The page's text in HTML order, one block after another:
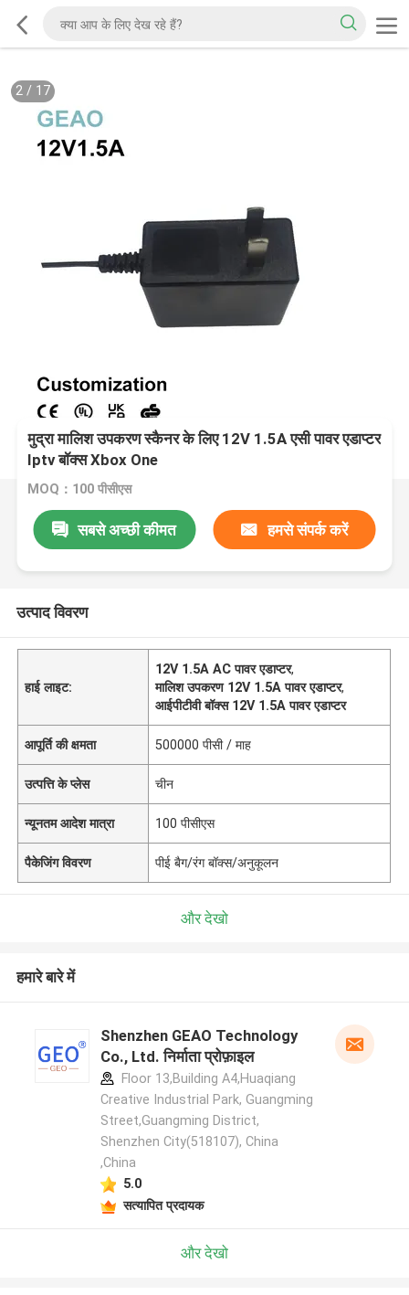
2/ 17
मुद्रा मालिश उपकरण स्कैनर के लिए 12V 1.5A एसी पावर एडाप्टर
Iptv बॉक्स Xbox One
MOQ：100 पीसीएस
सबसे अच्छी कीमत हमसे संपर्क करें
उत्पाद विवरण
हाई लाइट:
12V 1.5A AC पावर एडाप्टर,
मालिश उपकरण 12V 1.5A पावर एडाप्टर,
आईपीटीवी बॉक्स 12V 1.5A पावर एडाप्टर
आपूर्ति की क्षमता 500000 पीसी / माह
उत्पत्ति के प्लेस चीन
न्यूनतम आदेश मात्रा 100 पीसीएस
पैकेजिंग विवरण पीई बैग/रंग बॉक्स/अनुकूलन
और देखो
हमारे बारे में
Shenzhen GEAO Technology
Co., Ltd. निर्माता प्रोफ़ाइल
Floor 13,Building A4,Huaqiang
Creative Industrial Park, Guangming
Street,Guangming District,
Shenzhen City(518107), China
,China
5.0
सत्यापित प्रदायक
और देखो